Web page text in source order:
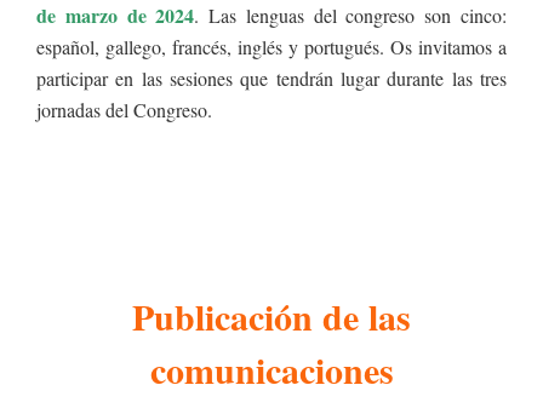
de marzo de 2024. Las lenguas del congreso son cinco:
español, gallego, francés, inglés y portugués. Os invitamos a
participar en las sesiones que tendrán lugar durante las tres
jornadas del Congreso.
Publicación de las
comunicaciones